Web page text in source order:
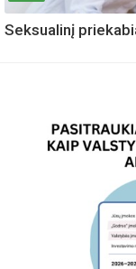
Seksualinį